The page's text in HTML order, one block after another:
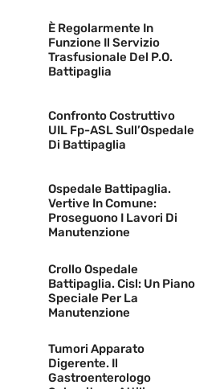
È Regolarmente In
Funzione Il Servizio
Trasfusionale Del P.O.
Battipaglia
Confronto Costruttivo
UIL Fp-ASL Sull’Ospedale
Di Battipaglia
Ospedale Battipaglia.
Vertive In Comune:
Proseguono I Lavori Di
Manutenzione
Crollo Ospedale
Battipaglia. Cisl: Un Piano
Speciale Per La
Manutenzione
Tumori Apparato
Digerente. Il
Gastroenterologo